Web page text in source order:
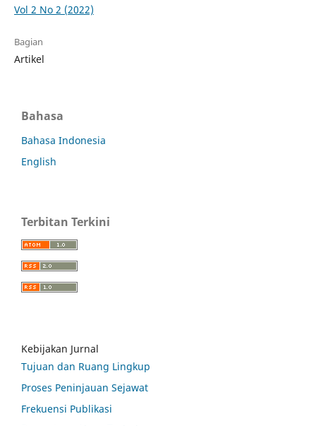
Vol 2 No 2 (2022)
Bagian
Artikel
Bahasa
Bahasa Indonesia
English
Terbitan Terkini
Kebijakan Jurnal
Tujuan dan Ruang Lingkup
Proses Peninjauan Sejawat
Frekuensi Publikasi